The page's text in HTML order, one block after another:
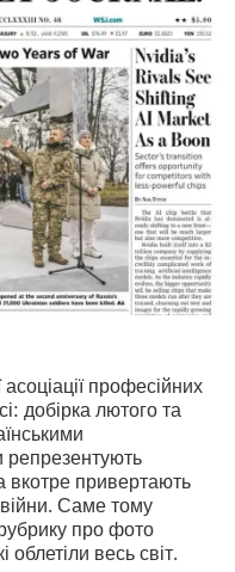
професійних
добірка лютого та
репрезентують
вкотре привертають
війни. Саме тому
про фото
облетіли весь світ.